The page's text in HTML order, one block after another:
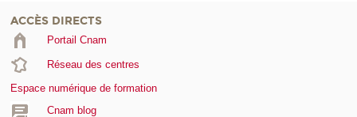
ACCÈS DIRECTS
Portail Cnam
Réseau des centres
Espace numérique de formation
Cnam blog